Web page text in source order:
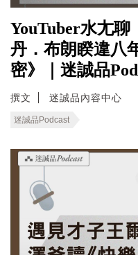
YouTuber水尢聊
丹．布朗睽違八
密》｜迷誠品
撰文 迷誠品內容中心
迷誠品Podcast